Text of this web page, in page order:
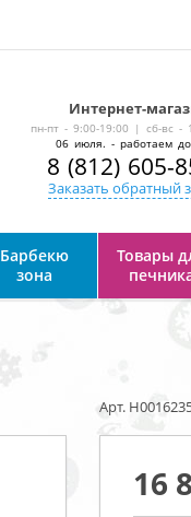
Интернет-
-
пн-пт - 9:00-19:00 | сб-вс -
06 июля. - работаем
8 (812) 605-
Заказать обратный
Барбекю
зона
Товары
Арт.
16